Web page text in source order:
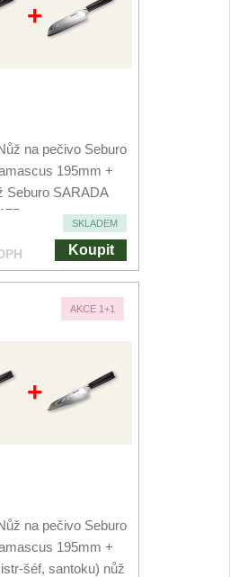
+
na pečivo Seburo
195mm +
Seburo SARADA
SKLADEM
Koupit
AKCE 1+1
+
na pečivo Seburo
195mm +
šéf, santoku) nůž